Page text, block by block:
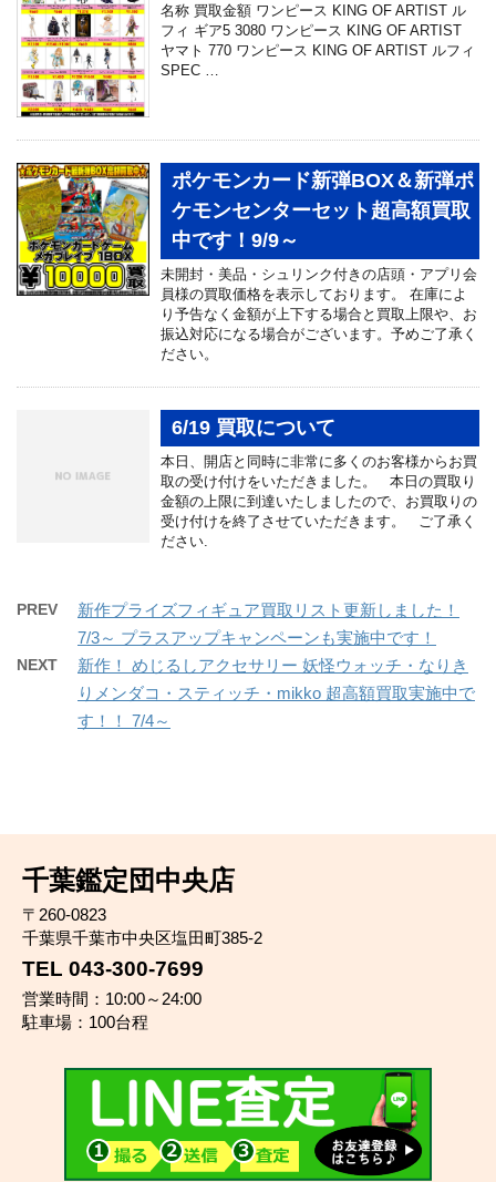
名称 買取金額 ワンピース KING OF ARTIST ル
フィ ギア5 3080 ワンピース KING OF ARTIST
ヤマト 770 ワンピース KING OF ARTIST ルフィ
SPEC …
ポケモンカード新弾BOX＆新弾ポ
ケモンセンターセット超高額買取
中です！9/9～
未開封・美品・シュリンク付きの店頭・アプリ会
員様の買取価格を表示しております。 在庫によ
り予告なく金額が上下する場合と買取上限や、お
振込対応になる場合がございます。予めご了承く
ださい。
6/19 買取について
本日、開店と同時に非常に多くのお客様からお買
取の受け付けをいただきました。 本日の買取り
金額の上限に到達いたしましたので、お買取りの
受け付けを終了させていただきます。 ご了承く
ださい.
PREV
新作プライズフィギュア買取リスト更新しました！
7/3～ プラスアップキャンペーンも実施中です！
NEXT
新作！ めじるしアクセサリー 妖怪ウォッチ・なりき
りメンダコ・スティッチ・mikko 超高額買取実施中で
す！！ 7/4～
千葉鑑定団中央店
〒260-0823
千葉県千葉市中央区塩田町385-2
TEL 043-300-7699
営業時間：10:00～24:00
駐車場：100台程